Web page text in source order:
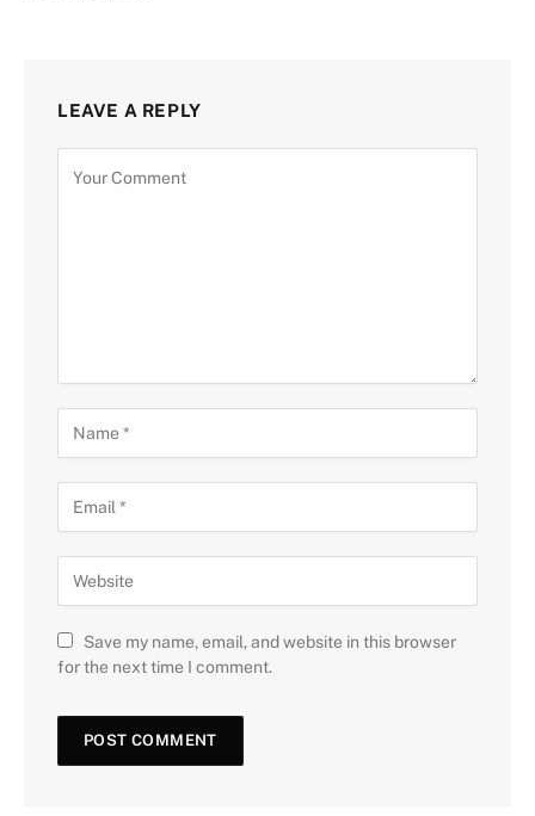
LEAVE A REPLY
Save my name, email, and website in this browser
for the next time I comment.